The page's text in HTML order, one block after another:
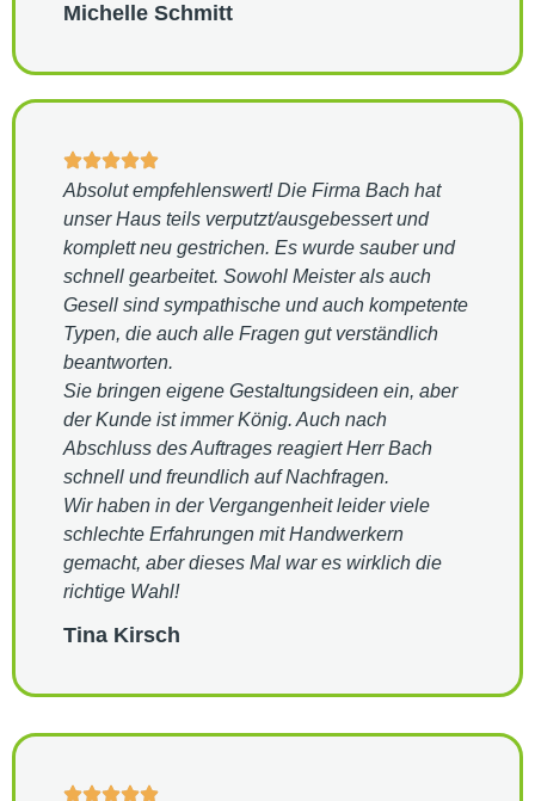
Michelle Schmitt
Absolut empfehlenswert! Die Firma Bach hat
unser Haus teils verputzt/ausgebessert und
komplett neu gestrichen. Es wurde sauber und
schnell gearbeitet. Sowohl Meister als auch
Gesell sind sympathische und auch kompetente
Typen, die auch alle Fragen gut verständlich
beantworten.
Sie bringen eigene Gestaltungsideen ein, aber
der Kunde ist immer König. Auch nach
Abschluss des Auftrages reagiert Herr Bach
schnell und freundlich auf Nachfragen.
Wir haben in der Vergangenheit leider viele
schlechte Erfahrungen mit Handwerkern
gemacht, aber dieses Mal war es wirklich die
richtige Wahl!
Tina Kirsch